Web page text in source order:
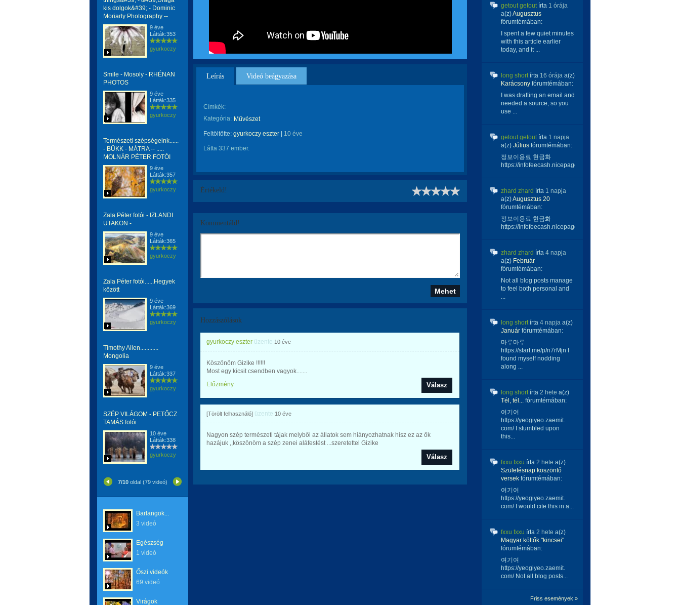
kis dolgok&#39; - Dominic
Moriarty Photography --
9 éve
Látták:353
gyurkoczy
Smile - Mosoly - RHÉNAN
PHOTOS
9 éve
Látták:335
gyurkoczy
Természeti szépségeink......-
- BÜKK - MÁTRA -- .....
MOLNÁR PÉTER FOTÓI
9 éve
Látták:357
gyurkoczy
Zala Péter fotói - IZLANDI
UTAKON -
9 éve
Látták:365
gyurkoczy
Zala Péter fotói......Hegyek
között
9 éve
Látták:369
gyurkoczy
Timothy Allen............
Mongolia
9 éve
Látták:337
gyurkoczy
SZÉP VILÁGOM - PETŐCZ
TAMÁS fotói
10 éve
Látták:338
gyurkoczy
7/10 oldal (79 videó)
Barlangok...
3 videó
Egészség
1 videó
Őszi videók
69 videó
Virágok
Leírás Videó beágyazása
Címkék:
Kategória: Művészet
Feltöltötte: gyurkoczy eszter 10 éve
Látta 337 ember.
Értékeld!
Kommentáld!
Hozzászólások
gyurkoczy eszter üzente 10 éve
Köszönöm Gizike !!!!!!
Most egy kicsit csendben vagyok.......
Előzmény
Válasz
[Törölt felhasználó] üzente 10 éve
Nagyon szép természeti tájak melyből az állatok sem hiányozhatnak hisz ez az ők
hazájuk ,,köszönöm a szép zenei aláfestést ...szeretettel Gizike
Válasz
getout getoutírta 1 órája
a(z)Augusztus
fórumtémában:
I spent a few quiet minutes
with this article earlier
today, and it ...
long shortírta 16 órája a(z)
Karácsony fórumtémában:
I was drafting an email and
needed a source, so you
use ...
getout getoutírta 1 napja
a(z) Július fórumtémában:
정보이용료 현금화
https://infofeecash.nicepage...
zhard zhard írta 1 napja
a(z)Augusztus 20
fórumtémában:
정보이용료 현금화
https://infofeecash.nicepage...
zhard zhard írta 4 napja
a(z) Február
fórumtémában:
Not all blog posts manage
to feel both personal and
...
long shortírta 4 napja a(z)
Január fórumtémában:
마루마루
https://start.me/p/n7rMjn I
found myself nodding
along ...
long shortírta 2 hete a(z)
Tél, tél... fórumtémában:
여기여
https://yeogiyeo.zaemit.
com/ I stumbled upon
this...
fxxu fxxu írta 2 hete a(z)
Születésnap köszöntő
versek fórumtémában:
여기여
https://yeogiyeo.zaemit.
com/ I would cite this in a...
fxxu fxxu írta 2 hete a(z)
Magyar költők "kincsei"
fórumtémában:
여기여
https://yeogiyeo.zaemit.
com/ Not all blog posts...
Friss események »